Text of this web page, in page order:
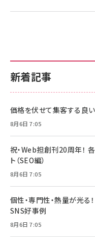
新着記事
価格を伏せて集客する良
8月6日 7:05
祝・Web担創刊20周年！
ト（SEO編）
8月6日 7:05
個性・専門性・熱量が光る
SNS好事例
8月6日 7:05